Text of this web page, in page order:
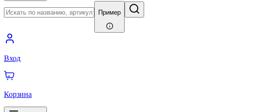
Пример
Вход
Корзина